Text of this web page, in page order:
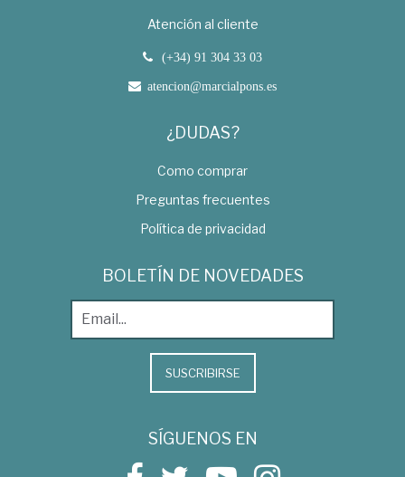
Atención al cliente
(+34) 91 304 33 03
atencion@marcialpons.es
¿DUDAS?
Como comprar
Preguntas frecuentes
Política de privacidad
BOLETÍN DE NOVEDADES
SUSCRIBIRSE
SÍGUENOS EN